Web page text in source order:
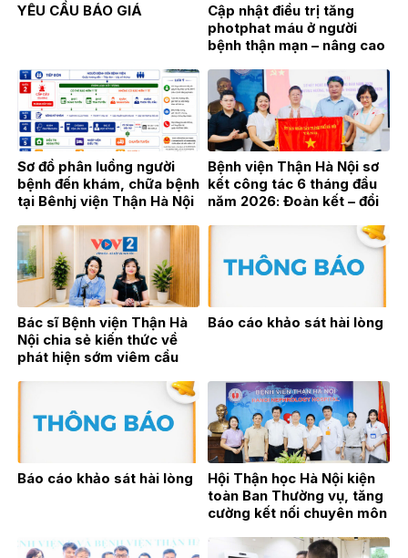
YÊU CẦU BÁO GIÁ
Cập nhật điều trị tăng
photphat máu ở người
bệnh thận mạn – nâng cao
hành lâm sàng
Sơ đồ phân luồng người
bệnh đến khám, chữa bệnh
tại Bênhj viện Thận Hà Nội
Bệnh viện Thận Hà Nội sơ
kết công tác 6 tháng đầu
năm 2026: Đoàn kết – đổi
triển bền vững
Bác sĩ Bệnh viện Thận Hà
Nội chia sẻ kiến thức về
phát hiện sớm viêm cầu
trực tiếp VOV2
Báo cáo khảo sát hài lòng
Báo cáo khảo sát hài lòng
Hội Thận học Hà Nội kiện
toàn Ban Thường vụ, tăng
cường kết nối chuyên môn
chuyên ngành Thận học